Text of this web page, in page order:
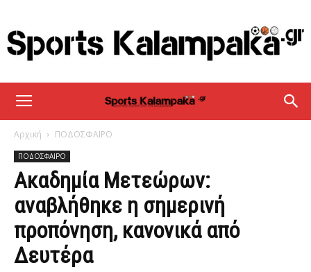
sportskalampaka
Αρχική ΠΟΔΟΣΦΑΙΡΟ
ΠΟΔΟΣΦΑΙΡΟ
Ακαδημία Μετεώρων:
αναβλήθηκε η σημερινή
προπόνηση, κανονικά από
Δευτέρα